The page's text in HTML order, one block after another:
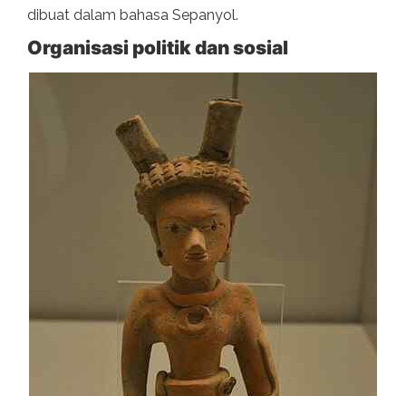
dibuat dalam bahasa Sepanyol.
Organisasi politik dan sosial